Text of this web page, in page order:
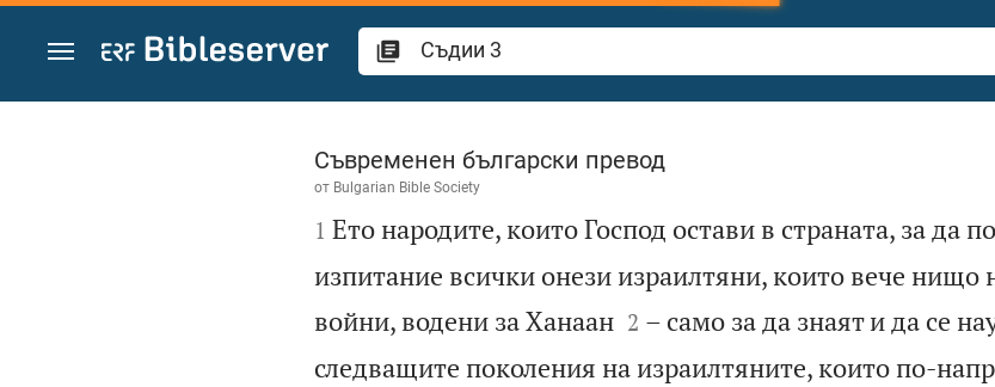
Преминете към съдържанието
Съдии 3
Съвременен български превод
от Bulgarian Bible Society

1 Ето народите, които Господ остави в страната, за да
изпитание всички онези израилтяни, които вече нищо
войни, водени за Ханаан
2 – само за да знаят и да се
следващите поколения на израилтяните, които по-